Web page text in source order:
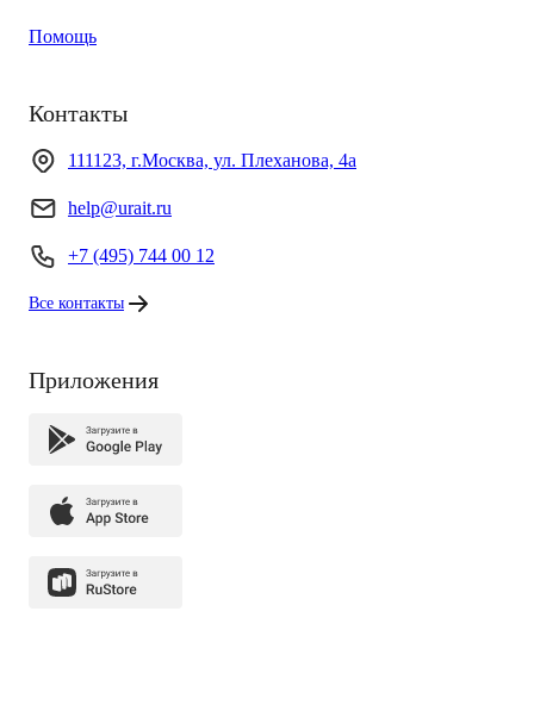
Помощь
Контакты
111123, г.Москва, ул. Плеханова, 4а
help@urait.ru
+7 (495) 744 00 12
Все контакты
Приложения